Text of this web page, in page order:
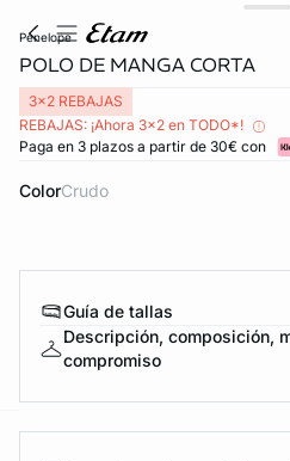
penelope
POLO DE MANGA CORTA
3x2 REBAJAS
REBAJAS: ¡Ahora 3x2 en TODO*!
Paga en 3 plazos a partir de 30€ con
Color crudo
Guía de tallas
Descripción, composición,
compromiso